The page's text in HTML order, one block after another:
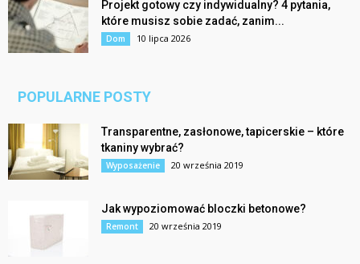
Projekt gotowy czy indywidualny? 4 pytania,
które musisz sobie zadać, zanim...
Dom 10 lipca 2026
POPULARNE POSTY
Transparentne, zasłonowe, tapicerskie – które
tkaniny wybrać?
Wyposażenie 20 września 2019
Jak wypoziomować bloczki betonowe?
Remont 20 września 2019